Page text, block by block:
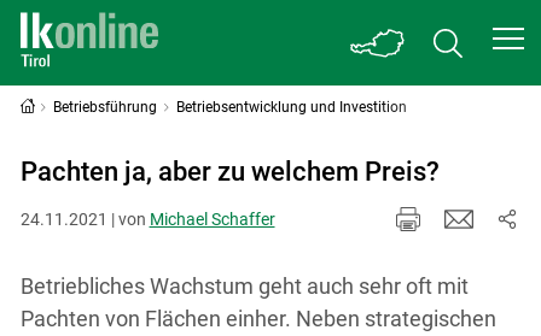
Betriebsführung Betriebsentwicklung und Investition
Pachten ja, aber zu welchem Preis?
24.11.2021 | von Michael Schaffer
Betriebliches Wachstum geht auch sehr oft mit
Pachten von Flächen einher. Neben strategischen